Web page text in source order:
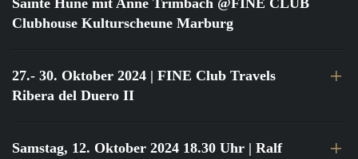
Sainte Hune mit Anne Trimbach @FINE CLUB
Clubhouse Kulturscheune Marburg
27.- 30. Oktober 2024 | FINE Club Travels
Ribera del Duero II
Samstag, 12. Oktober 2024 18.30 Uhr | Ralf